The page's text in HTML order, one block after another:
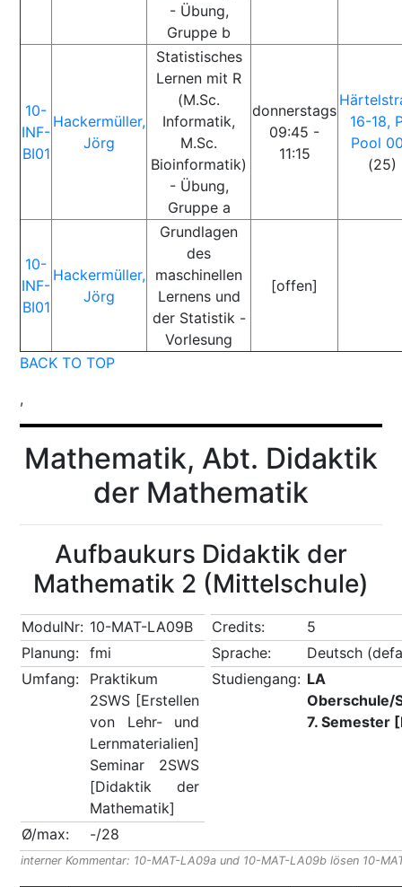
- Übung,
Gruppe b
10-
INF-
BI01
Hackermüller,
Jörg
Statistisches
Lernen mit R
(M.Sc.
Informatik,
M.Sc.
Bioinformatik)
- Übung,
Gruppe a
donnerstags
09:45 -
11:15
16-18,
Pool
(25)
10-
INF-
BI01
Hackermüller,
Jörg
Grundlagen
des
maschinellen
Lernens und
der Statistik -
Vorlesung
[offen]
BACK TO TOP
,
Mathematik, Abt. Didaktik
der Mathematik
Aufbaukurs Didaktik der
Mathematik 2 (Mittelschule)
ModulNr: 10-MAT-LA09B
Planung:
fmi
Umfang:
Praktikum
2SWS [Erstellen
von Lehr- und
Lernmaterialien]
Seminar 2SWS
[Didaktik der
Mathematik]
Ø/max:
-/28
Credits:
5
Sprache:
Deutsch
Studiengang: LA
Oberschule/
7. Semester
interner Kommentar: 10-MAT-LA09a und 10-MAT-LA09b lösen 10-